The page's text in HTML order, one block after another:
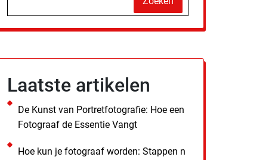
Laatste artikelen
De Kunst van Portretfotografie: Hoe een
Fotograaf de Essentie Vangt
Hoe kun je fotograaf worden: Stappen n